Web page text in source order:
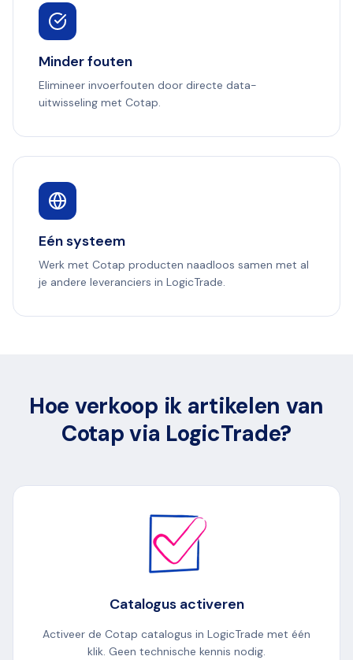
Minder fouten
Elimineer invoerfouten door directe data-
uitwisseling met Cotap.
Eén systeem
Werk met Cotap producten naadloos samen met al
je andere leveranciers in LogicTrade.
Hoe verkoop ik artikelen van
Cotap via LogicTrade?
Catalogus activeren
Activeer de Cotap catalogus in LogicTrade met één
klik. Geen technische kennis nodig.